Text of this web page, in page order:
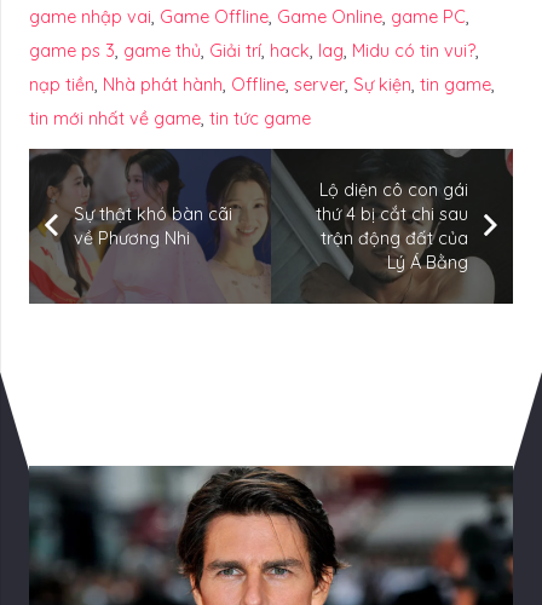
game nhập vai, Game Offline, Game Online, game PC,
game ps 3, game thủ, Giải trí, hack, lag, Midu có tin vui?,
nạp tiền, Nhà phát hành, Offline, server, Sự kiện, tin game,
tin mới nhất về game, tin tức game
Sự thật khó bàn cãi
về Phương Nhi
Lộ diện cô con gái
thứ 4 bị cắt chi sau
trận động đất của
Lý Á Bằng